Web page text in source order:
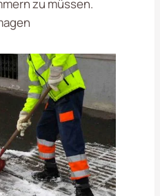
zu müssen.